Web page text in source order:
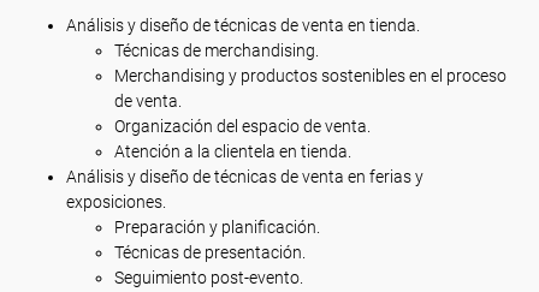
Análisis y diseño de técnicas de venta en tienda.
Técnicas de merchandising.
Merchandising y productos sostenibles en el proceso
de venta.
Organización del espacio de venta.
Atención a la clientela en tienda.
Análisis y diseño de técnicas de venta en ferias y
exposiciones.
Preparación y planificación.
Técnicas de presentación.
Seguimiento post-evento.